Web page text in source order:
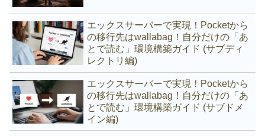
エックスサーバーで実現！Pocketから
の移行先はwallabag！自分だけの「あ
とで読む」環境構築ガイド (サブディ
レクトリ編)
エックスサーバーで実現！Pocketから
の移行先はwallabag！自分だけの「あ
とで読む」環境構築ガイド (サブドメ
イン編)